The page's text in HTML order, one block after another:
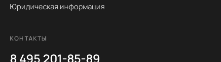
Юридическая информация
КОНТАКТЫ
8 495 201-85-89